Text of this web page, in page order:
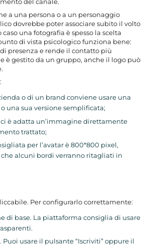
del canale.
a una persona o a un personaggio
dovrebbe poter associare subito il volto
una fotografia è spesso la scelta
di vista psicologico funziona bene:
presenza e rende il contatto più
è gestito da un gruppo, anche il logo può
o di un brand conviene usare una
una sua versione semplificata;
è adatta un’immagine direttamente
trattato;
per l’avatar è 800*800 pixel,
alcuni bordi verranno ritagliati in
Per configurarlo correttamente:
di base. La piattaforma consiglia di usare
Puoi usare il pulsante “Iscriviti” oppure il